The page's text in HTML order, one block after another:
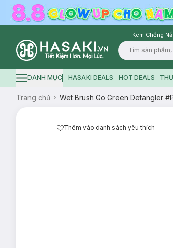
Kem Chống
Logo
Hamburger icon
DANH MỤC HASAKI DEALS HOT DEALS
Trang chủ Wet Brush Go Green Detangler
Thêm vào danh sách yêu thích